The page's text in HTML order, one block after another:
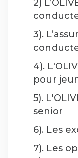
2)
3).
4).
pour
5).
senior
6). Les
7). Les